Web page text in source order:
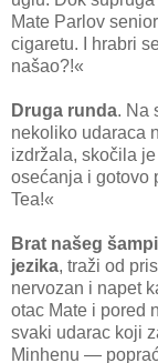
Mate Parlov
cigaretu. I hrabri
našao?!«
Druga runda. Na
nekoliko udaraca
izdržala, skočila
osećanja i gotovo
Tea!«
Brat našeg
jezika, traži od
nervozan i napet
otac Mate i pored
svaki udarac koji
Minhenu —